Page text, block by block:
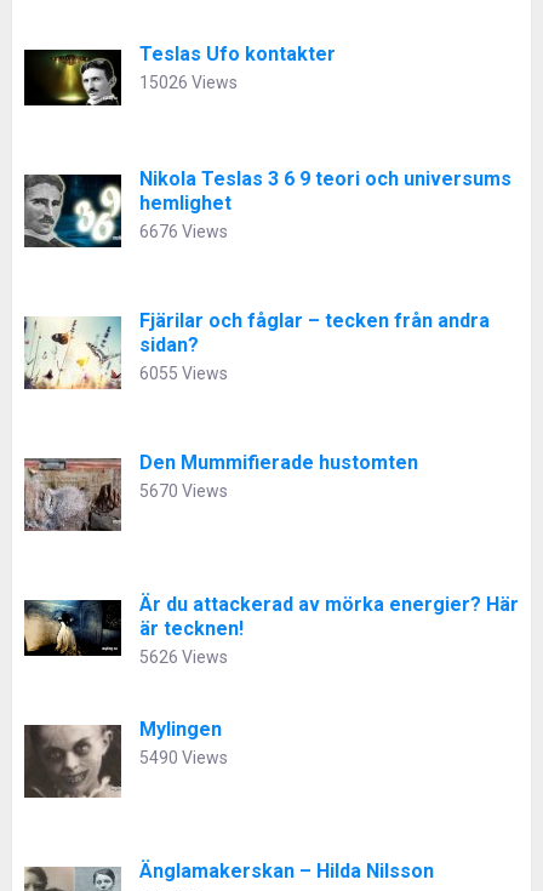
Teslas Ufo kontakter
15026 Views
Nikola Teslas 3 6 9 teori och universums
hemlighet
6676 Views
Fjärilar och fåglar – tecken från andra
sidan?
6055 Views
Den Mummifierade hustomten
5670 Views
Är du attackerad av mörka energier? Här
är tecknen!
5626 Views
Mylingen
5490 Views
Änglamakerskan – Hilda Nilsson